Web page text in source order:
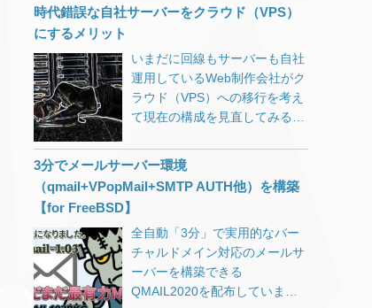
ラウザによっては、SSL化され
SSL化が進んだ背景についての
詳細はこちらのサイトに詳しく
書いてあります。 IISYSでは
2017年よりLet’s Encryptを使っ
ましたが、証明書更新時にいく
つかの問題に遭遇しましたの
更新が効かず、証明書の期限切
れを起こしてしまう。 Webサ
ーバーによるリダイレクト設定
well-knownディレクトリのパー
ックス登録されましたが、サイ
という詳細情報が気になりまし
た。 クリックしてみると「例」
としてURL一覧が表示されま
す。 そのURLをさらにクリック
れたURLが表示されます。 送信
しているXMLサイトマップも
UTF-8でエンコードをしていま
るのになぜ？ じっくりと見比べ
てみると、XMLサイトマップの
URLはスラッシュが「%2F」に
パーセントエンコーディングさ
時代錯誤な自社サーバーをクラウド（VPS）
にするメリット
いまだに回線もサーバーも自社
運用しているWeb制作会社がク
ラウド（VPS）への移行を考え
て現在の構成を見直してみる。
がらスキル習得に無駄な時間を
注ぎ込んできた気がする。
3分でメールサーバー環境
（qmail+VPopMail+SMTP AUTH他）を構築
【for FreeBSD】
全自動「3分」で実用的なバー
チャルドメイン対応のメールサ
ーバーを構築できる
QMAIL2020を配布していま